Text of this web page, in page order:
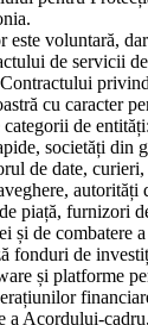
este voluntară,
de servicii
cu caracter
categorii de
societăți din
de date,
piață, furnizori
și de combatere
fonduri de
și platforme
a Acordului-